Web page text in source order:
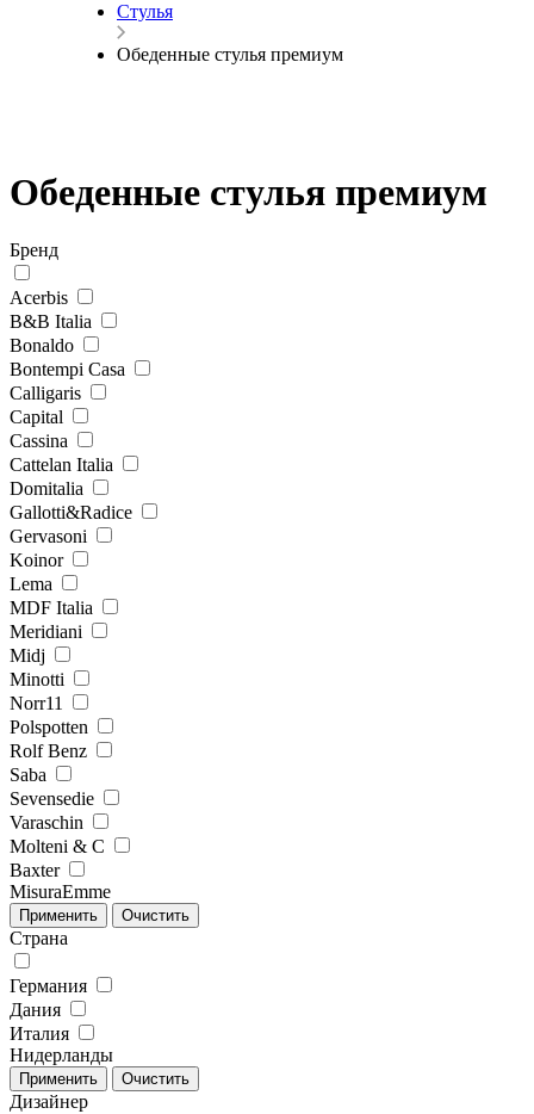
Стулья
Обеденные стулья премиум
Обеденные стулья премиум
Бренд
Acerbis
B&B Italia
Bonaldo
Bontempi Casa
Calligaris
Capital
Cassina
Cattelan Italia
Domitalia
Gallotti&Radice
Gervasoni
Koinor
Lema
MDF Italia
Meridiani
Midj
Minotti
Norr11
Polspotten
Rolf Benz
Saba
Sevensedie
Varaschin
Molteni & C
Baxter
MisuraEmme
Страна
Германия
Дания
Италия
Нидерланды
Дизайнер